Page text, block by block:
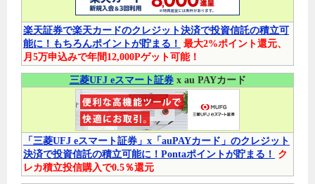
楽天証券で楽天カードのクレジット決済で投資信託の積立可
能に！もちろんポイントが貯まる！ 最大2%ポイント還元、
月5万申込みで年間12,000Pゲット可能！
三菱UFJ eスマート証券x au PAYカード
「三菱UFJ eスマート証券」x「auPAYカード」のクレジット
決済で投資信託の積立可能に！Pontaポイントが貯まる！
ク
レカ積立投信購入で0.5％還元